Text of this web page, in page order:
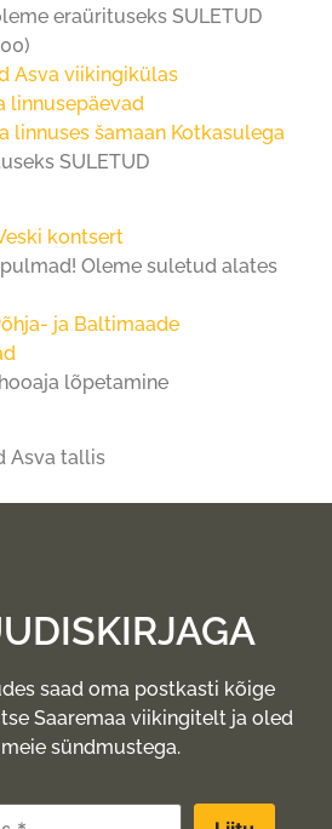
eraürituseks SULETUD
Asva viikingikülas
linnusepäevad
linnuses šamaan Kotkasulega
SULETUD
kontsert
Oleme suletud alates
ja Baltimaade
lõpetamine
Asva tallis
saad oma postkasti kõige
Saaremaa viikingitelt ja oled
sündmustega.